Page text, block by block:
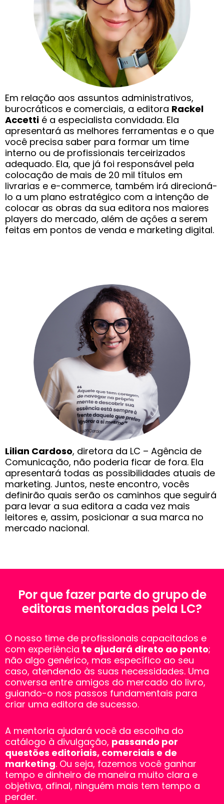
Em relação aos assuntos administrativos,
burocráticos e comerciais, a editora Rackel
Accetti é a especialista convidada. Ela
apresentará as melhores ferramentas e o que
você precisa saber para formar um time
interno ou de profissionais terceirizados
adequado. Ela, que já foi responsável pela
colocação de mais de 20 mil títulos em
livrarias e e-commerce, também irá direcioná-
lo a um plano estratégico com a intenção de
colocar as obras da sua editora nos maiores
players do mercado, além de ações a serem
feitas em pontos de venda e marketing digital.
Lilian Cardoso, diretora da LC – Agência de
Comunicação, não poderia ficar de fora. Ela
apresentará todas as possibilidades atuais de
marketing. Juntos, neste encontro, vocês
definirão quais serão os caminhos que seguirá
para levar a sua editora a cada vez mais
leitores e, assim, posicionar a sua marca no
mercado nacional.
Por que fazer parte do grupo de
editoras mentoradas pela LC?
O nosso time de profissionais capacitados e
com experiência te ajudará direto ao ponto;
não algo genérico, mas específico ao seu
caso, atendendo às suas necessidades. Uma
conversa entre amigos do mercado do livro,
guiando-o nos passos fundamentais para
criar uma editora de sucesso.
A mentoria ajudará você da escolha do
catálogo à divulgação, passando por
questões editoriais, comerciais e de
marketing. Ou seja, fazemos você ganhar
tempo e dinheiro de maneira muito clara e
objetiva, afinal, ninguém mais tem tempo a
perder.